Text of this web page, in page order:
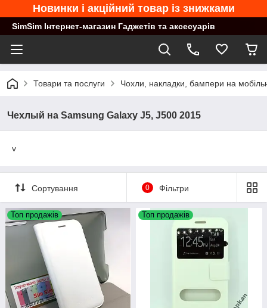
Новинки і акційний товар із знижками
SimSim Інтернет-магазин Гаджетів та аксесуарів
Товари та послуги Чохли, накладки, бампери на
Чехлый на Samsung Galaxy J5, J500 2015
v
Сортування 0 Фільтри
Топ продажів Топ продажів